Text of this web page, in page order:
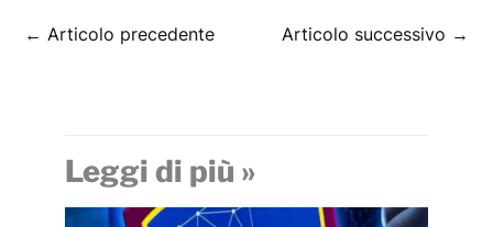
← Articolo precedente Articolo successivo →
Leggi di più »